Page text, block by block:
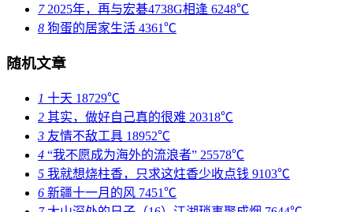
72025年，再与宏碁4738G相逢 6248℃
8 狗蛋的居家生活 4361℃
随机文章
1 十天 18729℃
2 其实，做好自己真的很难 20318℃
3 友情不敌工具 18952℃
4 “我不愿成为海外的流浪者” 25578℃
5 我就想烧柱香，只求这炷香少收点钱 9103℃
6 新疆十一月的风 7451℃